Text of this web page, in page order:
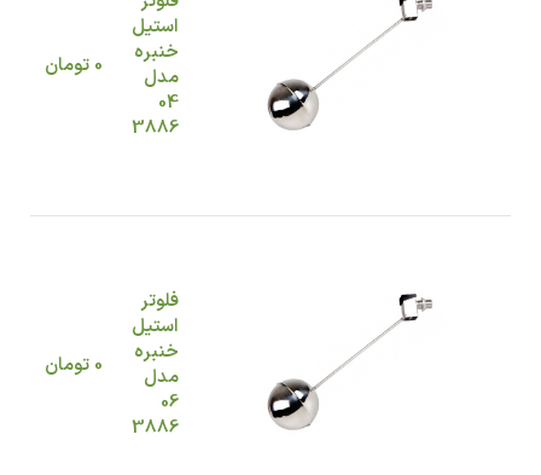
استیل
خنبره
مدل
04
3886
0 تومان
فلوتر
استیل
خنبره
مدل
06
3886
0 تومان